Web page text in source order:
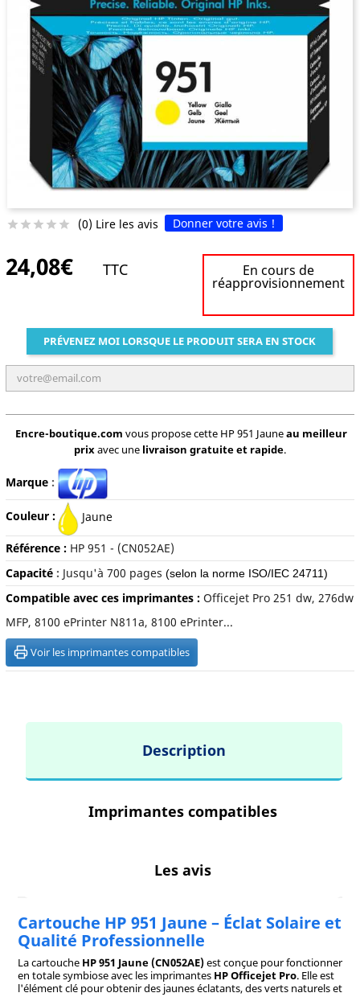
     (0) Lire les avis Donner votre avis !
24,08€ TTC En cours de
réapprovisionnement
PRÉVENEZ MOI LORSQUE LE PRODUIT SERA EN STOCK
Encre-boutique.com vous propose cette HP 951 Jauneau meilleur
prixavec une livraison gratuite et rapide.
Marque:
Couleur : Jaune
Référence : HP 951 - (CN052AE)
Capacité: Jusqu'à 700 pages (selon la norme ISO/IEC 24711)
Compatible avec ces imprimantes : Officejet Pro 251 dw, 276dw
MFP, 8100 ePrinter N811a, 8100 ePrinter...
Voir les imprimantes compatibles
Description
Imprimantes compatibles
Les avis
Cartouche HP 951 Jaune – Éclat Solaire et
Qualité Professionnelle
La cartouche HP 951 Jaune (CN052AE)est conçue pour fonctionner
en totale symbiose avec les imprimantes HP Officejet Pro. Elle est
l'élément clé pour obtenir des jaunes éclatants, des verts naturels et